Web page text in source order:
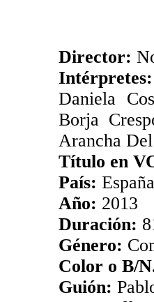
Director:
Daniela
Borja
Arancha
Título en
País: España
Año: 2013
Duración:
Género:
Color o B/
Guión: